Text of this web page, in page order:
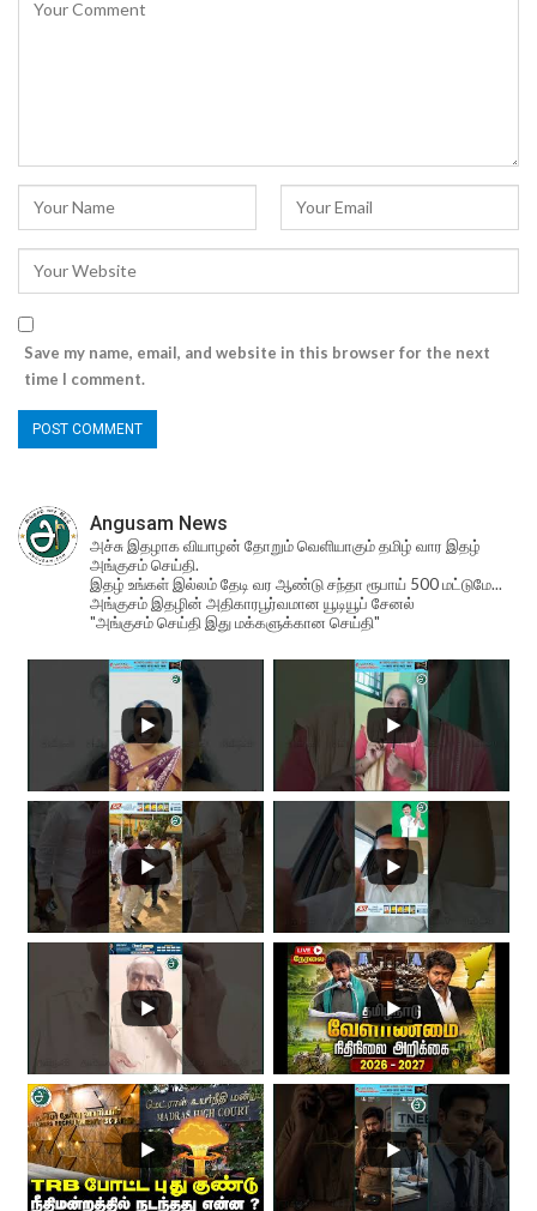
Save my name, email, and website in this browser for the next
time I comment.
Angusam News
அச்சு இதழாக வியாழன் தோறும் வெளியாகும் தமிழ் வார இதழ்
அங்குசம் செய்தி.
இதழ் உங்கள் இல்லம் தேடி வர ஆண்டு சந்தா ரூபாய் 500 மட்டுமே...
அங்குசம் இதழின் அதிகாரபூர்வமான யூடியூப் சேனல்
"அங்குசம் செய்தி இது மக்களுக்கான செய்தி"